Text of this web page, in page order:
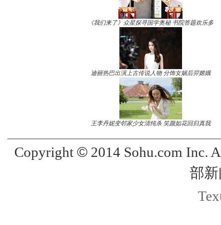
《我们来了》众星探寻国学奥秘 书院答题欢乐多
迪丽热巴出演上古传说人物 分饰女娲后羿嫦娥
王李丹妮变邻家少女清纯杀 笑颜如花回归真我
Copyright ©2014 Sohu.com Inc.
部